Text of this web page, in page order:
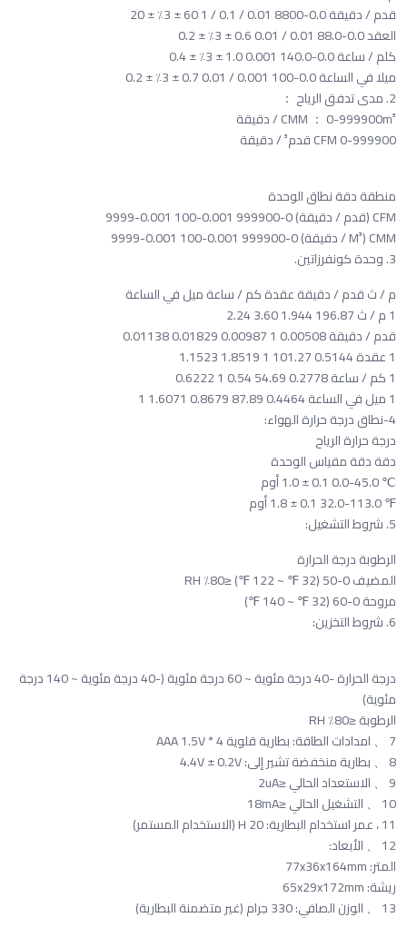
قدم / دقيقة 0.0-8800 0.01 / 0.1 / 1 60 ± 3٪ ± 20
العقد 0.0-88.0 0.01 / 0.01 0.6 ± 3٪ ± 0.2
كلم / ساعة 0.0-140.0 0.001 1.0 ± 3٪ ± 0.4
ميلا في الساعة 0.0-100 0.001 / 0.01 0.7 ± 3٪ ± 0.2
2. مدى تدفق الرياح ：
CMM ： 0-999900m³ / دقيقة
CFM 0-999900 قدم³ / دقيقة
منطقة دقة نطاق الوحدة
CFM (قدم / دقيقة) 0-999900 0.001-100 0.001-9999
CMM (M³ / دقيقة) 0-999900 0.001-100 0.001-9999
3. وحدة كونفرزاتين.
م / ث قدم / دقيقة عقدة كم / ساعة ميل في الساعة
1 م / ث 196.87 1.944 3.60 2.24
قدم / دقيقة 0.00508 1 0.00987 0.01829 0.01138
1 عقدة 0.5144 101.27 1 1.8519 1.1523
1 كم / ساعة 0.2778 54.69 0.54 1 0.6222
1 ميل في الساعة 0.4464 87.89 0.8679 1.6071 1
4-نطاق درجة حرارة الهواء:
درجة حرارة الرياح
دقة دقة مقياس الوحدة
℃ 0.0-45.0 0.1 ± 1.0 أوم
℉ 32.0-113.0 0.1 ± 1.8 أوم
5. شروط التشغيل:
الرطوبة درجة الحرارة
المضيف 0-50 (32 ℉ ~ 122 ℉) ≤80٪ RH
مروحة 0-60 (32 ℉ ~ 140 ℉)
6. شروط التخزين:
درجة الحرارة -40 درجة مئوية ~ 60 درجة مئوية (-40 درجة مئوية ~ 140 درجة
مئوية)
الرطوبة ≤80٪ RH
7 、 امدادات الطاقة: بطارية قلوية AAA 1.5V * 4
8 、 بطارية منخفضة تشير إلى: 4.4V ± 0.2V
9 、 الاستعداد الحالي ≤2uA
10 、 التشغيل الحالي ≤18mA
11 ، عمر استخدام البطارية: 20 H (الاستخدام المستمر)
12 、 الأبعاد:
المتر: 77x36x164mm
ريشة: 65x29x172mm
13 、 الوزن الصافي: 330 جرام (غير متضمنة البطارية)